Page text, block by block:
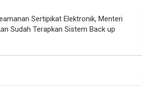
Sertipikat Elektronik, Menteri
Sudah Terapkan Sistem Back up